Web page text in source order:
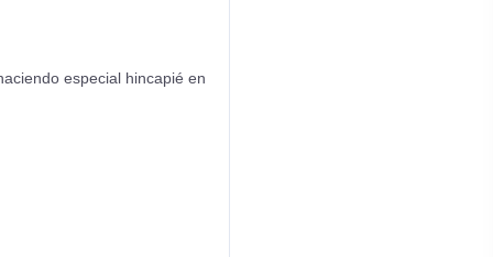
especial hincapié en